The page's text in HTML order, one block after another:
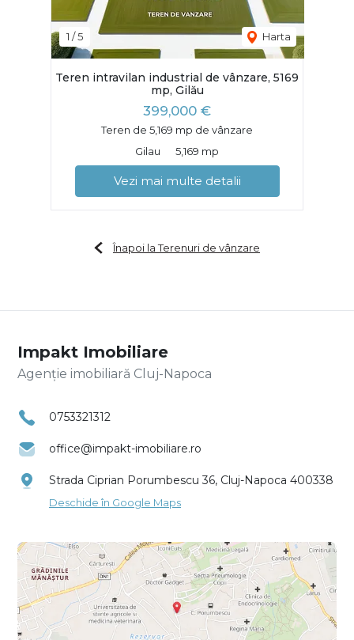
1 /5 Harta
Teren intravilan industrial de vânzare, 5169
mp, Gilău
399,000 €
Teren de 5,169 mp de vânzare
Gilau
5,169 mp
Vezi mai multe detalii
Înapoi la Terenuri de vânzare
Impakt Imobiliare
Agenție imobiliară Cluj-Napoca
0753321312
office@impakt-imobiliare.ro
Strada Ciprian Porumbescu 36, Cluj-Napoca 400338
Deschide în Google Maps